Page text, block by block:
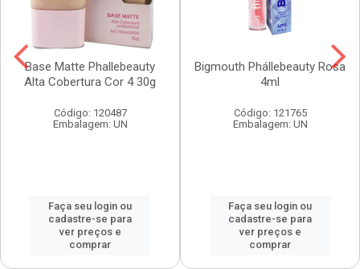
Base Matte Phallebeauty
Alta Cobertura Cor 4 30g
Código: 120487
Embalagem: UN
Faça seu login ou
cadastre-se para
ver preços e
comprar
Bigmouth Phállebeauty Rosa
4ml
Código: 121765
Embalagem: UN
Faça seu login ou
cadastre-se para
ver preços e
comprar